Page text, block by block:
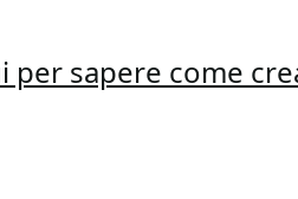
per sapere come